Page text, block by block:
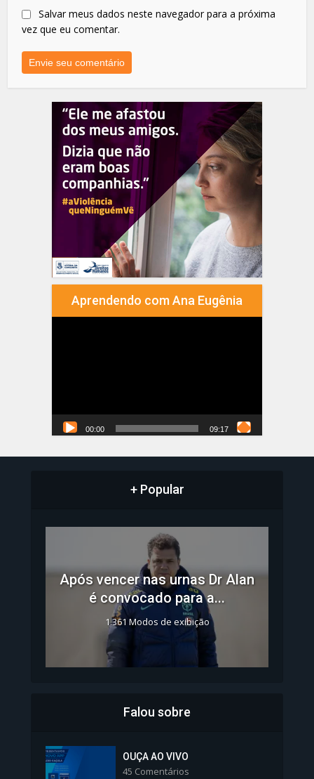
Salvar meus dados neste navegador para a próxima
vez que eu comentar.
Aprendendo com Ana Eugênia
00:00 09:17
+ Popular
Após vencer nas urnas Dr Alan
é convocado para a...
1.361 Modos de exibição
Colégios da Polícia...
Falou sobre
OUÇA AO VIVO
45 Comentários